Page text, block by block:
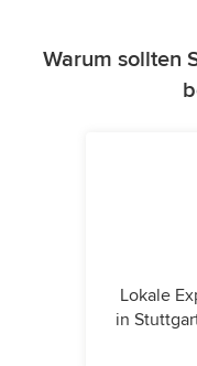
Warum sollten
Lokale
in